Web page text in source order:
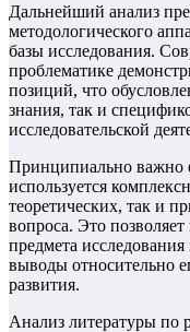
Дальнейший анализ
методологического
базы исследования.
проблематике
позиций, что
знания, так и
исследовательской
Принципиально важно
используется
теоретических, так и
вопроса. Это
предмета
выводы относительно
развития.
Анализ литературы по